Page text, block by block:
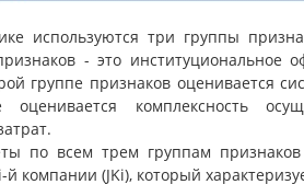
используются три группы
- это институциональное
группе признаков оценивается
оценивается комплексность
по всем трем группам
компании (JKi), который